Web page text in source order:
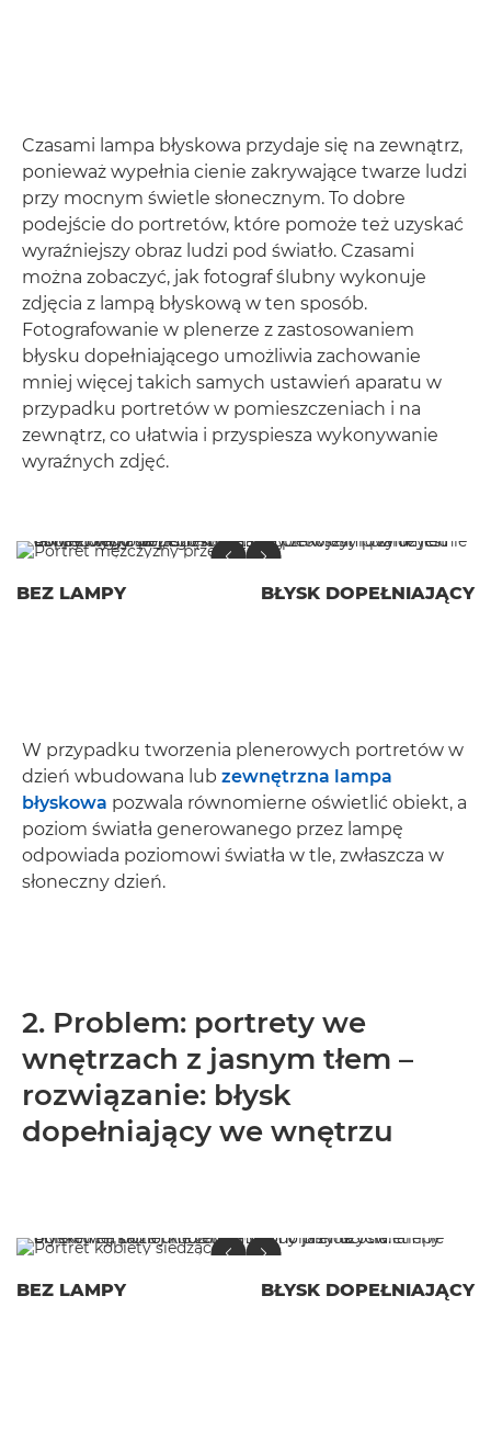
Czasami lampa błyskowa przydaje się na zewnątrz,
ponieważ wypełnia cienie zakrywające twarze ludzi
przy mocnym świetle słonecznym. To dobre
podejście do portretów, które pomoże też uzyskać
wyraźniejszy obraz ludzi pod światło. Czasami
można zobaczyć, jak fotograf ślubny wykonuje
zdjęcia z lampą błyskową w ten sposób.
Fotografowanie w plenerze z zastosowaniem
błysku dopełniającego umożliwia zachowanie
mniej więcej takich samych ustawień aparatu w
przypadku portretów w pomieszczeniach i na
zewnątrz, co ułatwia i przyspiesza wykonywanie
wyraźnych zdjęć.
BEZ LAMPY BŁYSK DOPEŁNIAJĄCY
W przypadku tworzenia plenerowych portretów w
dzień wbudowana lub zewnętrzna lampa
błyskowa pozwala równomierne oświetlić obiekt, a
poziom światła generowanego przez lampę
odpowiada poziomowi światła w tle, zwłaszcza w
słoneczny dzień.
2. Problem: portrety we
wnętrzach z jasnym tłem –
rozwiązanie: błysk
dopełniający we wnętrzu
BEZ LAMPY BŁYSK DOPEŁNIAJĄCY